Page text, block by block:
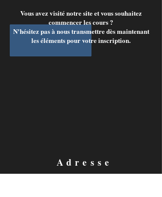
Vous avez visité notre site et vous souhaitez
commencer les cours ?
N'hésitez pas à nous transmettre dès maintenant
les éléments pour votre inscription.
Adresse